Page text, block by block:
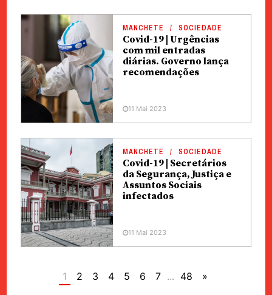
MANCHETE SOCIEDADE
Covid-19 | Urgências
com mil entradas
diárias. Governo lança
recomendações
11 Mai 2023
MANCHETE SOCIEDADE
Covid-19 | Secretários
da Segurança, Justiça e
Assuntos Sociais
infectados
11 Mai 2023
1 2 3 4 5 6 7 ... 48 »